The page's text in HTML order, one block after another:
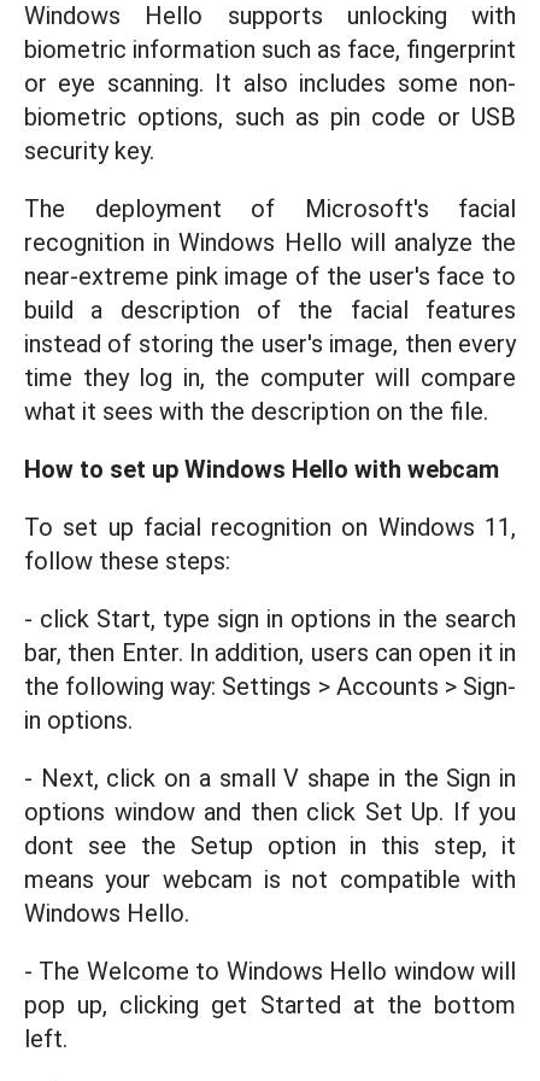
Windows Hello supports unlocking with
biometric information such as face, fingerprint
or eye scanning. It also includes some non-
biometric options, such as pin code or USB
security key.
The deployment of Microsoft's facial
recognition in Windows Hello will analyze the
near-extreme pink image of the user's face to
build a description of the facial features
instead of storing the user's image, then every
time they log in, the computer will compare
what it sees with the description on the file.
How to set up Windows Hello with webcam
To set up facial recognition on Windows 11,
follow these steps:
- click Start, type sign in options in the search
bar, then Enter. In addition, users can open it in
the following way: Settings > Accounts > Sign-
in options.
- Next, click on a small V shape in the Sign in
options window and then click Set Up. If you
dont see the Setup option in this step, it
means your webcam is not compatible with
Windows Hello.
- The Welcome to Windows Hello window will
pop up, clicking get Started at the bottom
left.